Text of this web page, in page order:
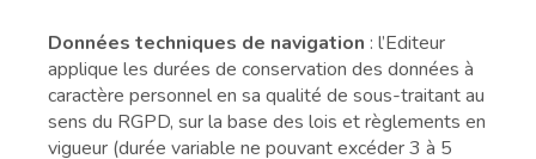
Données techniques de navigation : l’Editeur
applique les durées de conservation des données à
caractère personnel en sa qualité de sous-traitant au
sens du RGPD, sur la base des lois et règlements en
vigueur (durée variable ne pouvant excéder 3 à 5